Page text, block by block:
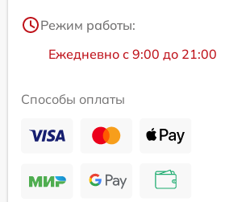
Режим работы:
Ежедневно с 9:00 до 21:00
Способы оплаты